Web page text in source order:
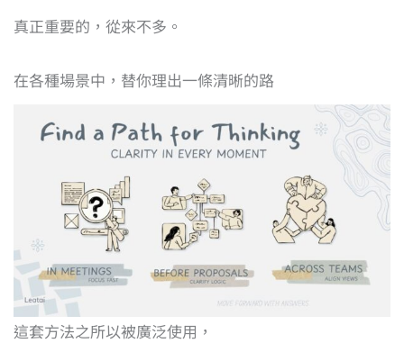
真正重要的，從來不多。
在各種場景中，替你理出一條清晰的路
這套方法之所以被廣泛使用，